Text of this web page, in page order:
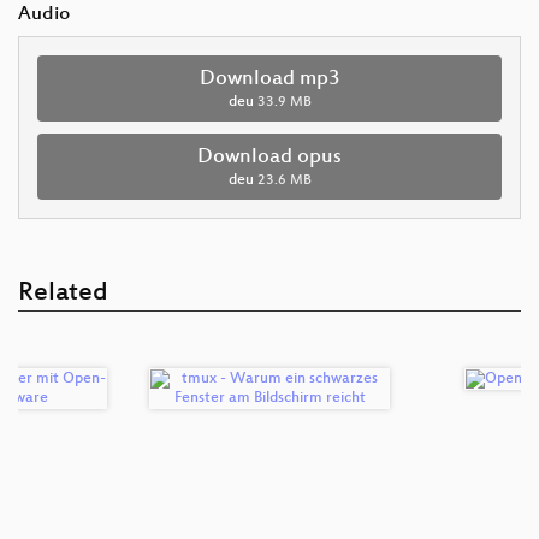
Audio
Download mp3
deu 33.9 MB
Download opus
deu 23.6 MB
Related